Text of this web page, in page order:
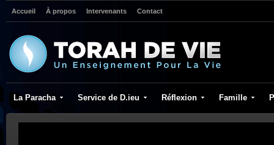
Accueil À propos Intervenants Contact
La Paracha Service de D.ieu Réflexion Famille